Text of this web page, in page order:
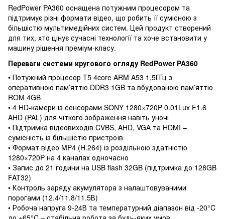
RedPower PA360 оснащена потужним процесором та
підтримує різні формати відео, що робить її сумісною з
більшістю мультимедійних систем. Цей продукт створений
для тих, хто цінує сучасні технології та хоче встановити у
машину рішення преміум-класу.
Переваги системи кругового огляду RedPower PA360
• Потужний процесор T5 4core ARM A53 1,5ГГц з
оперативною пам’яттю DDR3 1GB та вбудованою пам’яттю
ROM 4GB
• 4 HD-камери із сенсорами SONY 1280×720P 0.01Lux F1.6
AHD (PAL) для чіткого зображення навіть уночі
• Підтримка відеовиходів CVBS, AHD, VGA та HDMI –
сумісність із більшістю пристроїв
• Формат відео MP4 (H.264) із роздільною здатністю
1280×720P на 4 каналах одночасно
• Запис до 21 години на USB flash 32GB (підтримка до 128GB
FAT32)
• Контроль заряду акумулятора з налаштовуваними
порогами (12.4/11.8/11.5В)
• Робоча напруга 9-24В та температурний діапазон від -20°C